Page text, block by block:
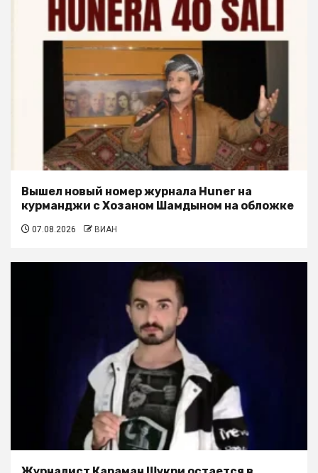
Вышел новый номер журнала Huner на
курманджи с Хозаном Шамдыном на обложке
07.08.2026 ВИАН